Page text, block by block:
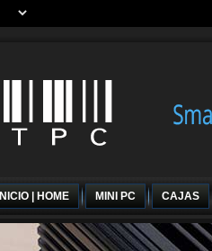
INICIO | HOME MINI PC CAJAS